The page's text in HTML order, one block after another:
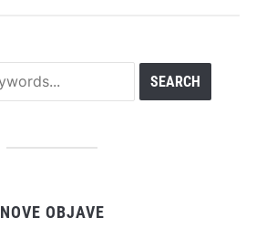
NOVE OBJAVE